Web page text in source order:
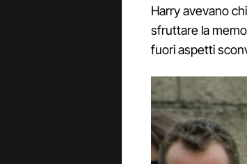
Harry avevano
sfruttare la
fuori aspetti